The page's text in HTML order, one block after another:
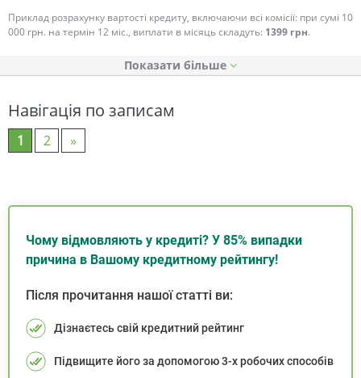
Приклад розрахунку вартості кредиту, включаючи всі комісії: при сумі 10
000 грн. на термін 12 міс., виплати в місяць складуть: 1399 грн.
Показати
Навігація по записам
1 2 »
Чому відмовляють у кредиті? У 85% випадки
причина в Вашому кредитному рейтингу!
Після прочитання нашої статті ви:
Дізнаєтесь свій кредитний рейтинг
Підвищите його за допомогою 3-х робочих способів